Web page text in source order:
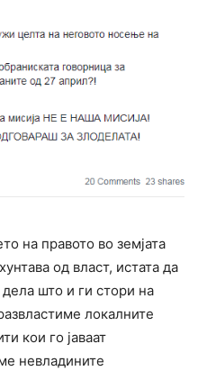
на правото во земјата
од власт, истата да
што и ги стори на
локалните
кои го јаваат
невладините